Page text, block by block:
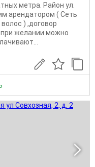
метра. Район ул.
арендатором ( Сеть
) ,договор
при желании можно